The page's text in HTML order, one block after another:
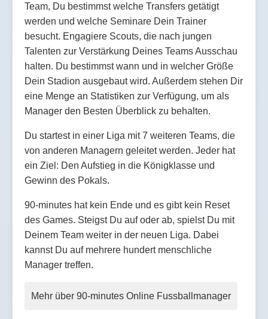
Team, Du bestimmst welche Transfers getätigt
werden und welche Seminare Dein Trainer
besucht. Engagiere Scouts, die nach jungen
Talenten zur Verstärkung Deines Teams Ausschau
halten. Du bestimmst wann und in welcher Größe
Dein Stadion ausgebaut wird. Außerdem stehen Dir
eine Menge an Statistiken zur Verfügung, um als
Manager den Besten Überblick zu behalten.
Du startest in einer Liga mit 7 weiteren Teams, die
von anderen Managern geleitet werden. Jeder hat
ein Ziel: Den Aufstieg in die Königklasse und
Gewinn des Pokals.
90-minutes hat kein Ende und es gibt kein Reset
des Games. Steigst Du auf oder ab, spielst Du mit
Deinem Team weiter in der neuen Liga. Dabei
kannst Du auf mehrere hundert menschliche
Manager treffen.
Mehr über 90-minutes Online Fussballmanager